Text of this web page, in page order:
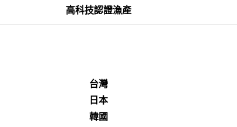
高科技認證漁產
台灣
日本
韓國